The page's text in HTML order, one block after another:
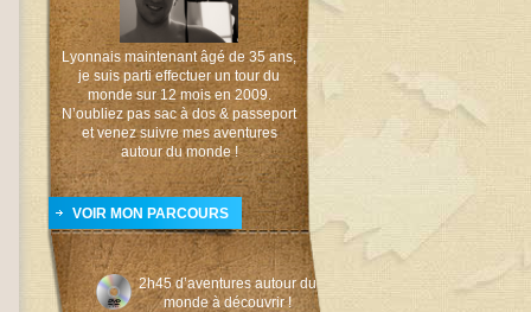
Lyonnais maintenant âgé de 35 ans,
je suis parti effectuer un tour du
monde sur 12 mois en 2009.
N’oubliez pas sac à dos & passeport
et venez suivre mes aventures
autour du monde !
VOIR MON PARCOURS
2h45 d’aventures autour du
monde à découvrir !